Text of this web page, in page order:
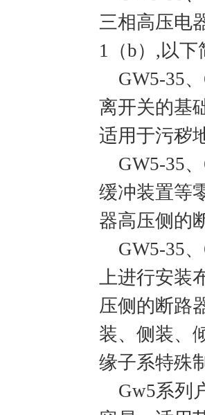
三相高压电
1（b）,以
GW5-35、
离开关的基
适用于污秽
GW5-35、
缓冲装置等
器高压侧的
GW5-35、
上进行安装
压侧的断路
装、侧装、
缘子系特殊
Gw5系列